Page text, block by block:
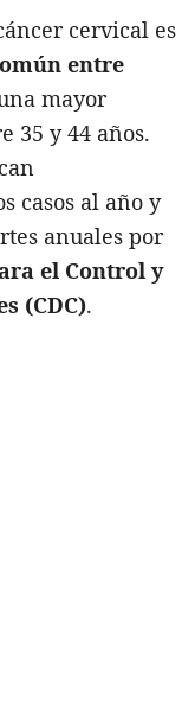
cervical es
entre
mayor
35 y 44 años.
casos al año y
anuales por
el Control y
(CDC).